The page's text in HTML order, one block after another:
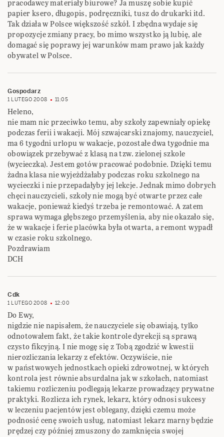
pracodawcy materiały biurowe? Ja muszę sobie kupić
papier ksero, długopis, podręczniki, tusz do drukarki itd.
Tak działa w Polsce większość szkół. I zbędna wydaje się
propozycje zmiany pracy, bo mimo wszystko ją lubię, ale
domagać się poprawy jej warunków mam prawo jak każdy
obywatel w Polsce.
Gospodarz
1 LUTEGO 2008 11:05
Heleno,
nie mam nic przeciwko temu, aby szkoły zapewniały opiekę
podczas ferii i wakacji. Mój szwajcarski znajomy, nauczyciel,
ma 6 tygodni urlopu w wakacje, pozostałe dwa tygodnie ma
obowiązek przebywać z klasą na tzw. zielonej szkole
(wycieczka). Jestem gotów pracować podobnie. Dzięki temu
żadna klasa nie wyjeżdżałaby podczas roku szkolnego na
wycieczki i nie przepadałyby jej lekcje. Jednak mimo dobrych
chęci nauczycieli, szkoły nie mogą być otwarte przez całe
wakacje, ponieważ kiedyś trzeba je remontować. A zatem
sprawa wymaga głębszego przemyślenia, aby nie okazało się,
że w wakacje i ferie placówka była otwarta, a remont wypadł
w czasie roku szkolnego.
Pozdrawiam
DCH
Cdk
1 LUTEGO 2008 12:00
Do Ewy,
nigdzie nie napisałem, że nauczyciele się obawiają, tylko
odnotowałem fakt, że takie kontrole dyrekcji są sprawą
czysto fikcyjną. I nie mogę się z Tobą zgodzić w kwestii
nierozliczania lekarzy z efektów. Oczywiście, nie
w państwowych jednostkach opieki zdrowotnej, w których
kontrola jest równie absurdalna jak w szkołach, natomiast
takiemu rozliczeniu podlegają lekarze prowadzący prywatne
praktyki. Rozlicza ich rynek, lekarz, który odnosi sukcesy
w leczeniu pacjentów jest oblegany, dzięki czemu może
podnosić cenę swoich usług, natomiast lekarz marny będzie
prędzej czy później zmuszony do zamknięcia swojej